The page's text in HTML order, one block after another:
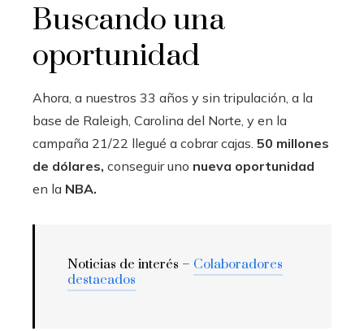
Buscando una
oportunidad
Ahora, a nuestros 33 años y sin tripulación, a la
base de Raleigh, Carolina del Norte, y en la
campaña 21/22 llegué a cobrar cajas. 50 millones
de dólares, conseguir uno nueva oportunidad
en la NBA.
Noticias de interés – Colaboradores
destacados